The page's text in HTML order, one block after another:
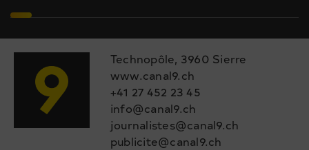
Technopôle, 3960 Sierre
www.canal9.ch
+41 27 452 23 45
info@canal9.ch
journalistes@canal9.ch
publicite@canal9.ch